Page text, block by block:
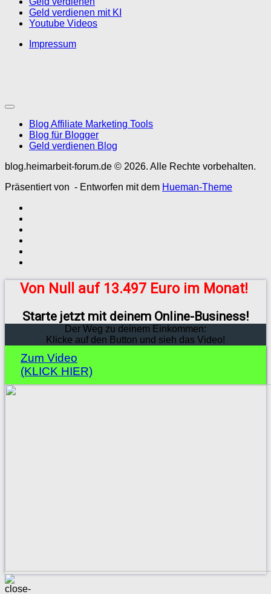
Geld verdienen mit KI
Youtube Videos
Impressum
Blog Affiliate Marketing Tools
Blog für Blogger
Geld verdienen Blog
blog.heimarbeit-forum.de © 2026. Alle Rechte vorbehalten.
Präsentiert von - Entworfen mit dem Hueman-Theme
Von Null auf 13.497 Euro im Monat!
Starte jetzt mit deinem Online-Business!
Der Weg zu deinem Einkommen:
Klicke auf den Button und sieh das Video!
Zum Video
(KLICK HIER)